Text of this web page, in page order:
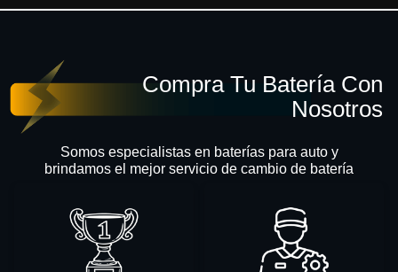
Compra Tu Batería Con
Nosotros
Somos especialistas en baterías para auto y
brindamos el mejor servicio de cambio de batería